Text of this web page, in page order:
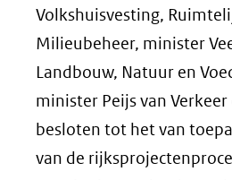
Volkshuisvesting,
Milieubeheer, minister
Landbouw, Natuur en
minister Peijs van
besloten tot het van
van de